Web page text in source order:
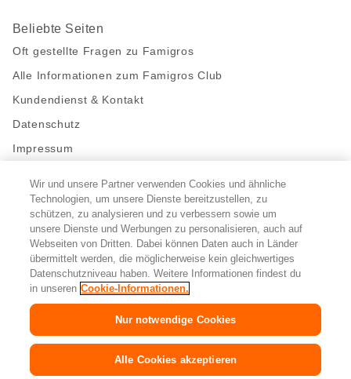
Beliebte Seiten
Oft gestellte Fragen zu Famigros
Alle Informationen zum Famigros Club
Kundendienst & Kontakt
Datenschutz
Impressum
Bleibe mit uns in Kontakt
Facebook
https://twitter.com/migros
https://www.youtube.com/user/
PinterestInstagram
Cookie-Einstellungen
© 2026 Migros-Genossenschafts-Bund
FR IT
Wir und unsere Partner verwenden Cookies und ähnliche
Technologien, um unsere Dienste bereitzustellen, zu
schützen, zu analysieren und zu verbessern sowie um
unsere Dienste und Werbungen zu personalisieren, auch auf
Webseiten von Dritten. Dabei können Daten auch in Länder
übermittelt werden, die möglicherweise kein gleichwertiges
Datenschutzniveau haben. Weitere Informationen findest du
in unseren Cookie-Informationen.
Nur notwendige Cookies
Alle Cookies akzeptieren